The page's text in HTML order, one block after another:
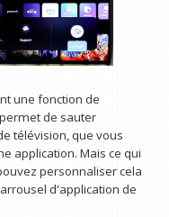
une fonction de
de sauter
télévision, que vous
application. Mais ce qui
personnaliser cela
d'application de